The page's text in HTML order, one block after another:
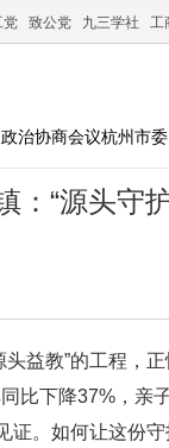
党 致公党 九三学社 工
治协商会议杭州市
：“源头守
头益教”的工程，
比下降37%，亲
证。如何让这份